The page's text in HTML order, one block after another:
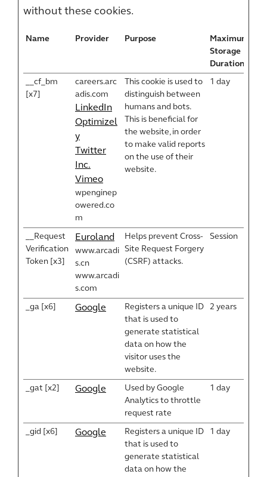
without these cookies.
Name Provider Purpose
Maximum
Storage
Duration
__cf_bm
[x7]
careers.arc
adis.com
LinkedIn
Optimizel
y
Twitter
Inc.
Vimeo
wpenginep
owered.co
m
This cookie is used to
distinguish between
humans and bots.
This is beneficial for
the website, in order
to make valid reports
on the use of their
website.
1 day
__Request
Verification
Token [x3]
Euroland
www.arcadi
s.cn
www.arcadi
s.com
Helps prevent Cross-
Site Request Forgery
(CSRF) attacks.
Session
_ga [x6] Google
Registers a unique ID
that is used to
generate statistical
data on how the
visitor uses the
website.
2 years
_gat [x2] Google
Used by Google
Analytics to throttle
request rate
1 day
_gid [x6] Google
Registers a unique ID
that is used to
generate statistical
data on how the
1 day